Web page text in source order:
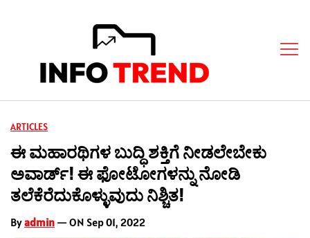
ARTICLES
ಈ ಮಹಾರಥಿಗಳ ಬುದ್ಧಿ ಶಕ್ತಿಗೆ ನೀಡಲೇಬೇಕು
ಅವಾರ್ಡ್! ಈ ಫೋಟೋಗಳನ್ನು ನೋಡಿ
ತಲೆಕೆರೆದುಕೊಳ್ಳುವುದು ನಿಶ್ಚಿತ!
Byadmin — ON Sep 01, 2022